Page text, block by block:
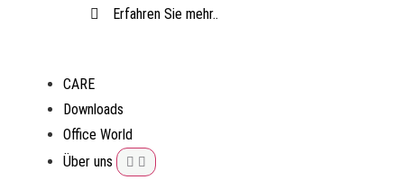
Erfahren Sie mehr..
CARE
Downloads
Office World
Über uns